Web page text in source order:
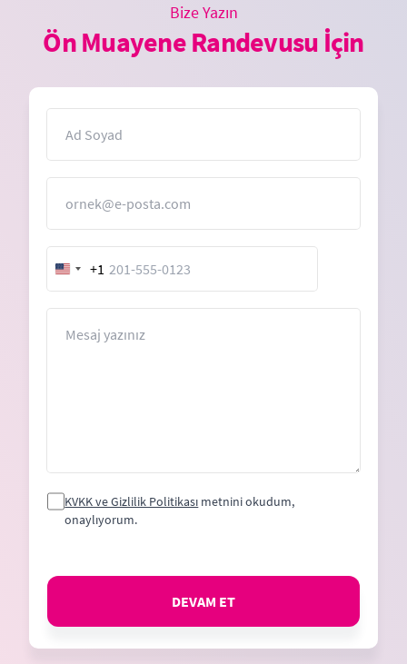
Bize Yazın
Ön Muayene Randevusu İçin
United
States
+1
KVKK ve Gizlilik Politikası metnini okudum,
onaylıyorum.
DEVAM ET